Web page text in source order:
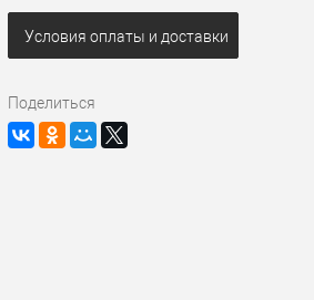
Условия оплаты и доставки
Поделиться